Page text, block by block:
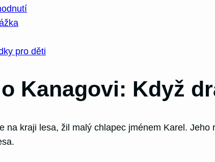
pro děti
Kanagovi: Když
na kraji lesa, žil malý chlapec jménem Karel.